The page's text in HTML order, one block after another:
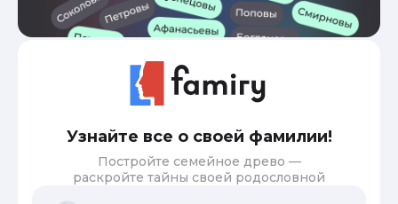
Узнайте все о своей фамилии!
Постройте семейное древо —
раскройте тайны своей родословной